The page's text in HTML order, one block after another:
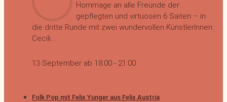
Hommage an alle Freunde der
gepflegten und virtuosen 6 Saiten – in
die dritte Runde mit zwei wundervollen KünstlerInnen:
Cecili...
13 September ab 18:00 - 21:00
Folk Pop mit Felix Yunger aus Felix Austria